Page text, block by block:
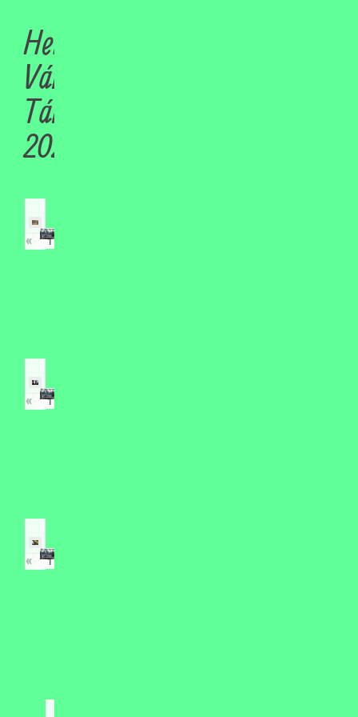
Hetedik
Városszépítő
Tábor
2021
« ‹
« ‹
« ‹